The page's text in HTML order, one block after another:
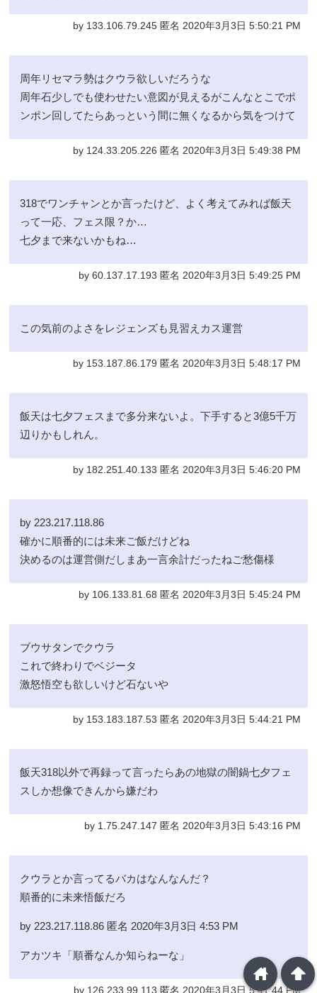
by 133.106.79.245 匿名 2020年3月3日 5:50:21 PM
周年リセマラ勢はクウラ欲しいだろうな
周年石少しでも使わせたい意図が見えるがこんなとこでポ
ンポン回してたらあっという間に無くなるから気をつけて
by 124.33.205.226 匿名 2020年3月3日 5:49:38 PM
318でワンチャンとか言ったけど、よく考えてみれば飯天
って一応、フェス限？か…
七夕まで来ないかもね…
by 60.137.17.193 匿名 2020年3月3日 5:49:25 PM
この気前のよさをレジェンズも見習えカス運営
by 153.187.86.179 匿名 2020年3月3日 5:48:17 PM
飯天は七夕フェスまで多分来ないよ。下手すると3億5千万
辺りかもしれん。
by 182.251.40.133 匿名 2020年3月3日 5:46:20 PM
by 223.217.118.86
確かに順番的には未来ご飯だけどね
決めるのは運営側だしまあ一言余計だったねご愁傷様
by 106.133.81.68 匿名 2020年3月3日 5:45:24 PM
ブウサタンでクウラ
これで終わりでベジータ
激怒悟空も欲しいけど石ないや
by 153.183.187.53 匿名 2020年3月3日 5:44:21 PM
飯天318以外で再録って言ったらあの地獄の闇鍋七夕フェ
スしか想像できんから嫌だわ
by 1.75.247.147 匿名 2020年3月3日 5:43:16 PM
クウラとか言ってるバカはなんなんだ？
順番的に未来悟飯だろ
by 223.217.118.86 匿名 2020年3月3日 4:53 PM
アカツキ「順番なんか知らねーな」
by 126.233.99.113 匿名 2020年3月3日 5:41:44 PM
arrowup
home